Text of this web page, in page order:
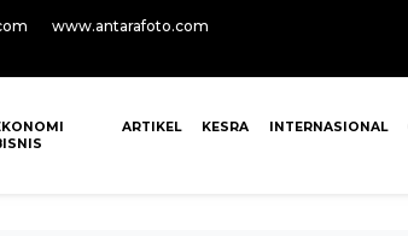
www.antarafoto.com
ARTIKEL KESRA INTERNASIONAL